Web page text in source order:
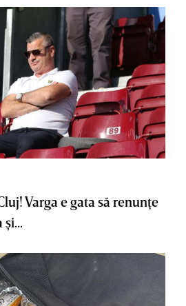
Varga e gata să renunţe